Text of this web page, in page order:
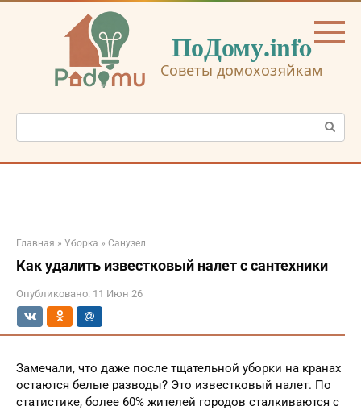
Перейти
ПоДому.info
Советы домохозяйкам
Поиск:
Главная » Уборка » Санузел
Как удалить известковый налет с сантехники
Опубликовано: 11 Июн 26
Замечали, что даже после тщательной уборки на кранах
остаются белые разводы? Это известковый налет. По
статистике, более 60% жителей городов сталкиваются с